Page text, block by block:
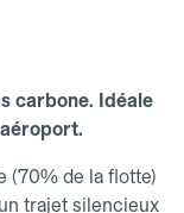
carbone. Idéale
(70% de la flotte)
trajet silencieux